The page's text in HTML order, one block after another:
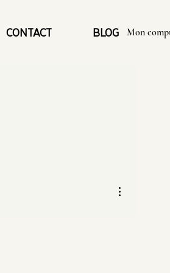
Mon
CONTACT BLOG